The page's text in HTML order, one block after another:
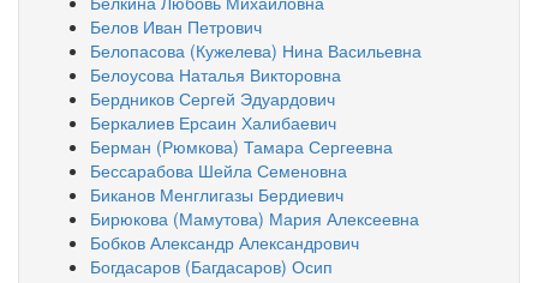
Белов Иван Петрович
Белопасова (Кужелева) Нина Васильевна
Белоусова Наталья Викторовна
Бердников Сергей Эдуардович
Беркалиев Ерсаин Халибаевич
Берман (Рюмкова) Тамара Сергеевна
Бессарабова Шейла Семеновна
Биканов Менглигазы Бердиевич
Бирюкова (Мамутова) Мария Алексеевна
Бобков Александр Александрович
Богдасаров (Багдасаров) Осип